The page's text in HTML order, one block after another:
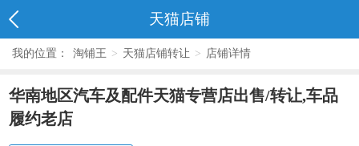
天猫店铺
我的位置： 淘铺王 > 天猫店铺转让 > 店铺详情
华南地区汽车及配件天猫专营店出售/转让,车品
履约老店